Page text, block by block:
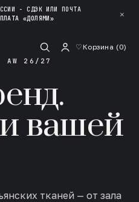
- СДЭК ИЛИ ПОЧТА
«ДОЛЯМИ» ✕
♡Корзина (0)
AW 26/27
вашей
тканей — от зала